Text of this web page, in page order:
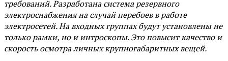
требований. Разработана система резервного
электроснабжения на случай перебоев в работе
электросетей. На входных группах будут установлены не
только рамки, но и интроскопы. Это повысит качество и
скорость осмотра личных крупногабаритных вещей.